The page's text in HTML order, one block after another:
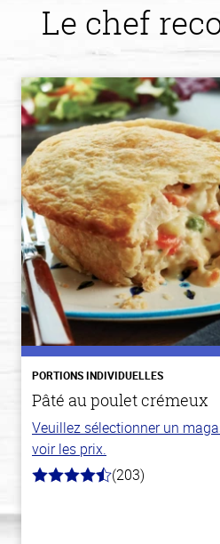
Le chef
PORTIONS INDIVIDUELLES
Pâté au poulet crémeux
Veuillez sélectionner un
voir les prix.
4.3
(203)